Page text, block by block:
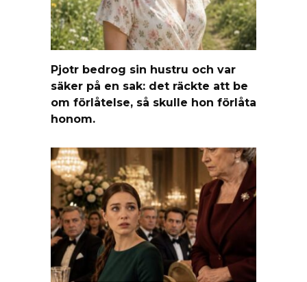
Pjotr bedrog sin hustru och var
säker på en sak: det räckte att be
om förlåtelse, så skulle hon förlåta
honom.